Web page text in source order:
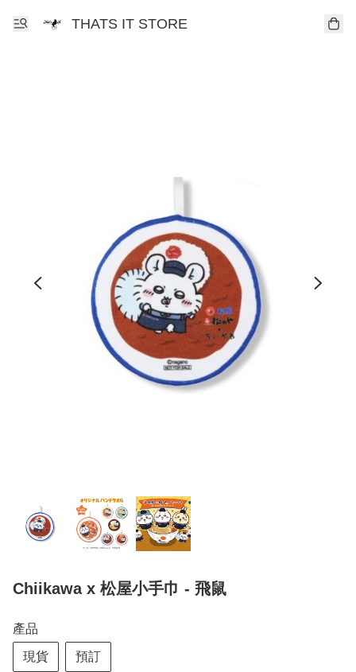
THATS IT STORE
Chiikawa x 松屋小手巾 - 飛鼠
產品
現貨 預訂